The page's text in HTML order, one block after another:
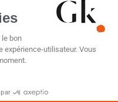
numérique